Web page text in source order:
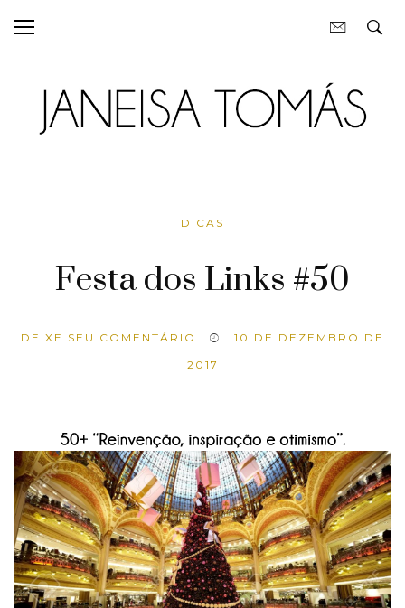
DICAS
Festa dos Links #50
DEIXE SEU COMENTÁRIO
10 DE DEZEMBRO DE
2017